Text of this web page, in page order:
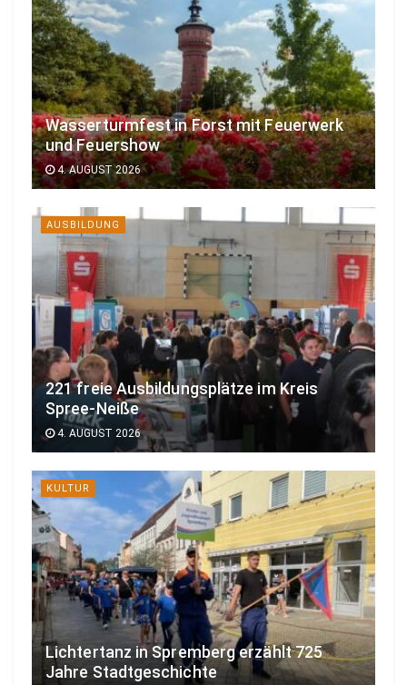
Wasserturmfest in Forst mit Feuerwerk
und Feuershow
4. AUGUST 2026
AUSBILDUNG
221 freie Ausbildungsplätze im Kreis
Spree-Neiße
4. AUGUST 2026
KULTUR
Lichtertanz in Spremberg erzählt 725
Jahre Stadtgeschichte